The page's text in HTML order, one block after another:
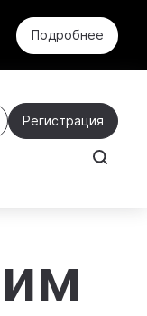
Подробнее
Регистрация